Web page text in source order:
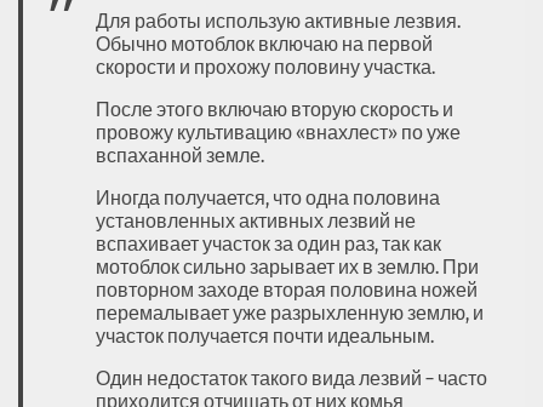
Для работы использую активные лезвия.
Обычно мотоблок включаю на первой
скорости и прохожу половину участка.
После этого включаю вторую скорость и
провожу культивацию «внахлест» по уже
вспаханной земле.
Иногда получается, что одна половина
установленных активных лезвий не
вспахивает участок за один раз, так как
мотоблок сильно зарывает их в землю. При
повторном заходе вторая половина ножей
перемалывает уже разрыхленную землю, и
участок получается почти идеальным.
Один недостаток такого вида лезвий – часто
приходится отчищать от них комья